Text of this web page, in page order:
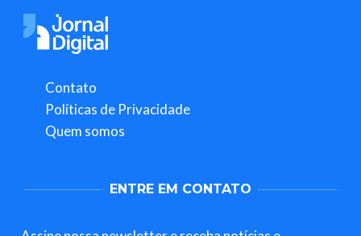
Contato
Políticas de Privacidade
Quem somos
ENTRE EM CONTATO